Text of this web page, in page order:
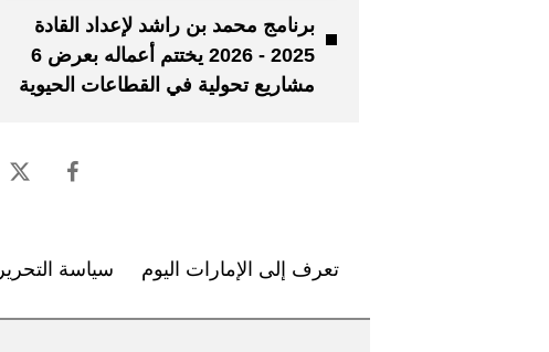
برنامج محمد بن راشد لإعداد القادة
2025 - 2026 يختتم أعماله بعرض 6
مشاريع تحولية في القطاعات الحيوية
تعرف إلى الإمارات اليوم سياسة التحرير